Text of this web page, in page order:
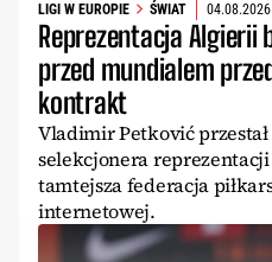
LIGI W EUROPIE ŚWIAT 04.08.2026
Reprezentacja Algierii
przed mundialem
kontrakt
Vladimir Petković
selekcjonera
tamtejsza federacja
internetowej.